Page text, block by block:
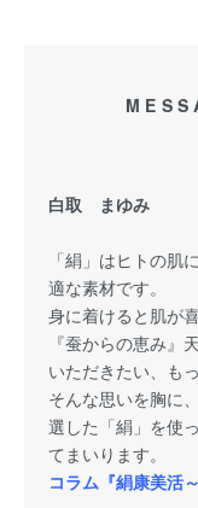
白取 まゆみ
「絹」はヒトの肌
適な素材です。
身に着けると肌が
『蚕からの恵み』
いただきたい、も
そんな思いを胸に
選した「絹」を使
てまいります。
コラム『絹康美活